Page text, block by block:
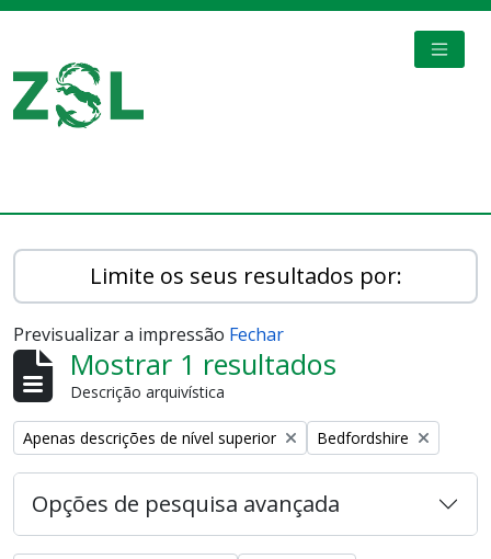
Limite os seus resultados por:
Previsualizar a impressão Fechar
Mostrar 1 resultados
Descrição arquivística
Remove filter:
Apenas descrições de nível superior Remove filter:
Bedfordshire
Opções de pesquisa avançada